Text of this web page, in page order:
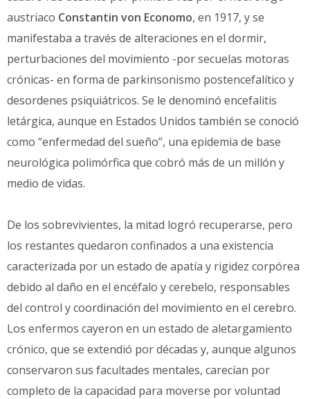
austriaco Constantin von Economo, en 1917, y se
manifestaba a través de alteraciones en el dormir,
perturbaciones del movimiento -por secuelas motoras
crónicas- en forma de parkinsonismo postencefalítico y
desordenes psiquiátricos. Se le denominó encefalitis
letárgica, aunque en Estados Unidos también se conoció
como “enfermedad del sueño”, una epidemia de base
neurológica polimórfica que cobró más de un millón y
medio de vidas.
De los sobrevivientes, la mitad logró recuperarse, pero
los restantes quedaron confinados a una existencia
caracterizada por un estado de apatía y rigidez corpórea
debido al daño en el encéfalo y cerebelo, responsables
del control y coordinación del movimiento en el cerebro.
Los enfermos cayeron en un estado de aletargamiento
crónico, que se extendió por décadas y, aunque algunos
conservaron sus facultades mentales, carecían por
completo de la capacidad para moverse por voluntad